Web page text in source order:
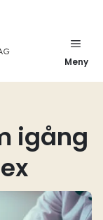
Meny
igång